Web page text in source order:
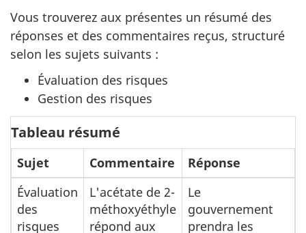
Vous trouverez aux présentes un résumé des
réponses et des commentaires reçus, structuré
selon les sujets suivants :
Évaluation des risques
Gestion des risques
Tableau résumé
Sujet Commentaire
Réponse
Évaluation
des
risques
L'acétate de 2-
méthoxyéthyle
répond aux
Le
gouvernement
prendra les